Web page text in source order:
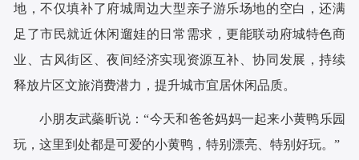
地，不仅填补了府城周边大型亲子游乐场地的空白，还满
足了市民就近休闲遛娃的日常需求，更能联动府城特色商
业、古风街区、夜间经济实现资源互补、协同发展，持续
释放片区文旅消费潜力，提升城市宜居休闲品质。
小朋友武蘂昕说：“今天和爸爸妈妈一起来小黄鸭乐园
玩，这里到处都是可爱的小黄鸭，特别漂亮、特别好玩。”